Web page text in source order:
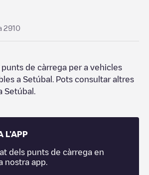
2910
de càrrega per a vehicles
a Setúbal
. Pots consultar altres
Setúbal
L'APP
dels punts de càrrega en
nostra app.